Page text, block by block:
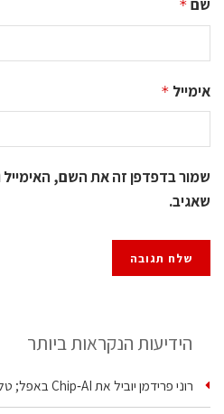
שם *
אימייל *
שמור בדפדפן זה את השם,
שאגיב.
הידיעות הנקראות ביותר
רוני פרידמן יוביל את Chip‑AI באפל; טל ענבר ינהל את…